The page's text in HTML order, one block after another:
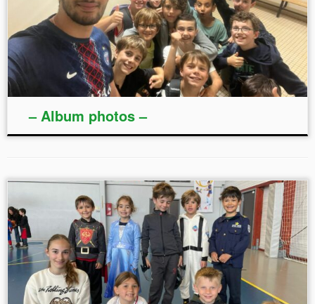
– Album photos –